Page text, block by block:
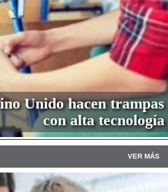
Unido hacen trampas
con alta tecnología
VER MÁS